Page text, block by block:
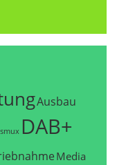
Ausbau
DAB+
Media